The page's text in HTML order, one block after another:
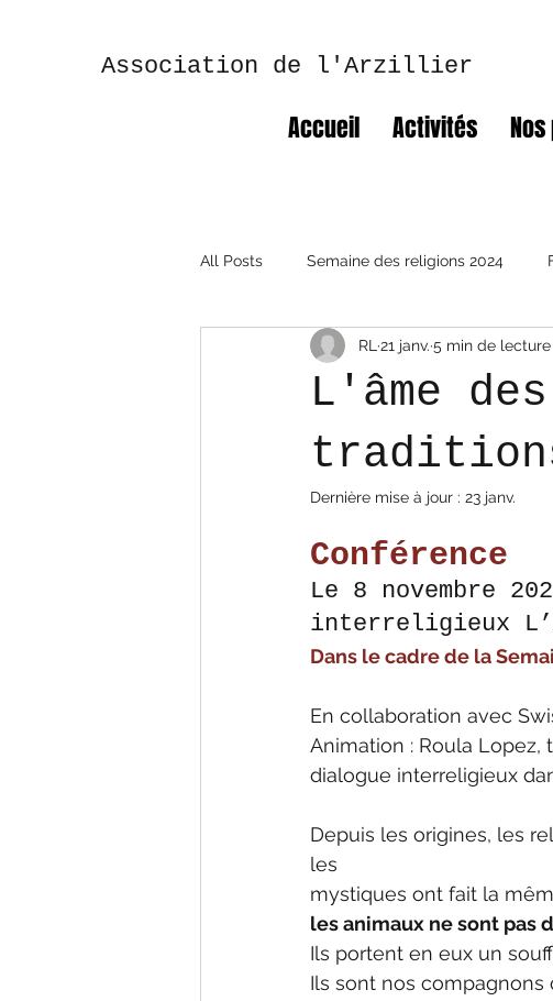
Association de l'Arzillier
Accueil Activités
All Posts Semaine des religions 2024
Semaine des religions 2025
L'âme
RL 21 janv. 5 min de lecture
Dernière mise à jour : 23 janv.
Conférence
Le 8 novembre
interreligieux
Dans le cadre de la
En collaboration avec
Animation : Roula Lopez,
dialogue interreligieux
Depuis les origines, les
les
mystiques ont fait la
les animaux ne sont pas
Ils portent en eux un
Ils sont nos compagnons